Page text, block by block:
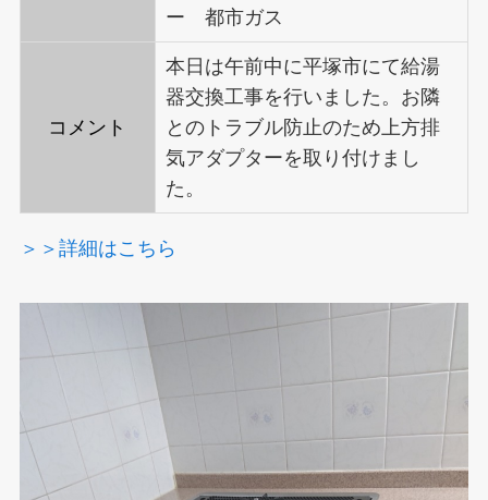
ー 都市ガス
コメント
本日は午前中に平塚市にて給湯
器交換工事を行いました。お隣
とのトラブル防止のため上方排
気アダプターを取り付けまし
た。
＞＞詳細はこちら